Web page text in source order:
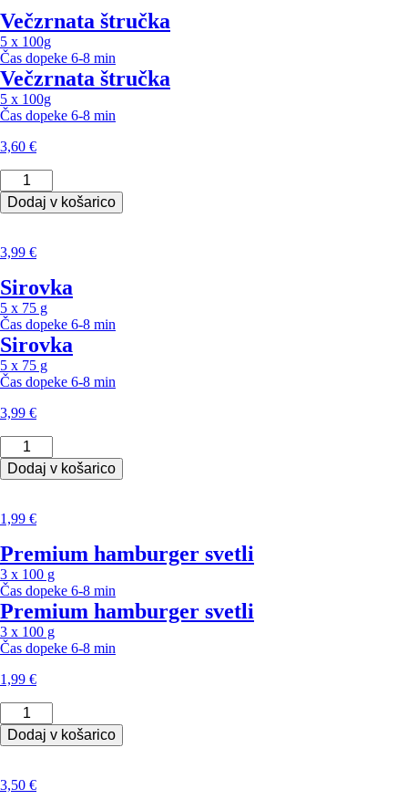
Večzrnata štručka
5 x 100g
Čas dopeke 6-8 min
Večzrnata štručka
5 x 100g
Čas dopeke 6-8 min
3,60 €
Večzrnata
štručka
količina
Dodaj v košarico
3,99 €
Sirovka
5 x 75 g
Čas dopeke 6-8 min
Sirovka
5 x 75 g
Čas dopeke 6-8 min
3,99 €
Sirovka
količina
Dodaj v košarico
1,99 €
Premium hamburger svetli
3 x 100 g
Čas dopeke 6-8 min
Premium hamburger svetli
3 x 100 g
Čas dopeke 6-8 min
1,99 €
Premium
hamburger
svetli
Dodaj v košarico
3,50 €